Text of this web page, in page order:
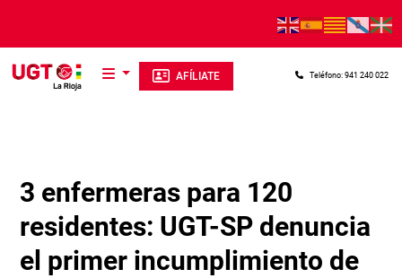
AFÍLIATE Teléfono: 941 240 022
3 enfermeras para 120
residentes: UGT-SP denuncia
el primer incumplimiento de